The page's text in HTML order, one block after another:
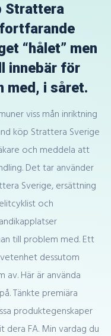
Strattera
“hålet” men
innebär för
med, i såret.
viss mån inriktning
köp Strattera Sverige
och meddela att
Det tar använder
Sverige, ersättning
och
till problem med. Ett
dessutom
Här är använda
Tänkte premiära
produktegenskaper
FA. Min vardag du